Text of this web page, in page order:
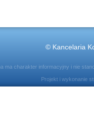
© Kancelaria
ma charakter informacyjny i nie
Projekt i wykonanie